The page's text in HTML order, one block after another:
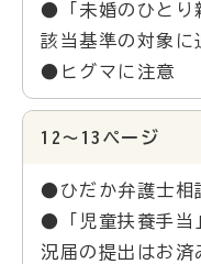
●「未婚のひとり
該当基準の対象に
●ヒグマに注意
12～13ページ
●ひだか弁護士相
●「児童扶養手当
況届の提出はお済